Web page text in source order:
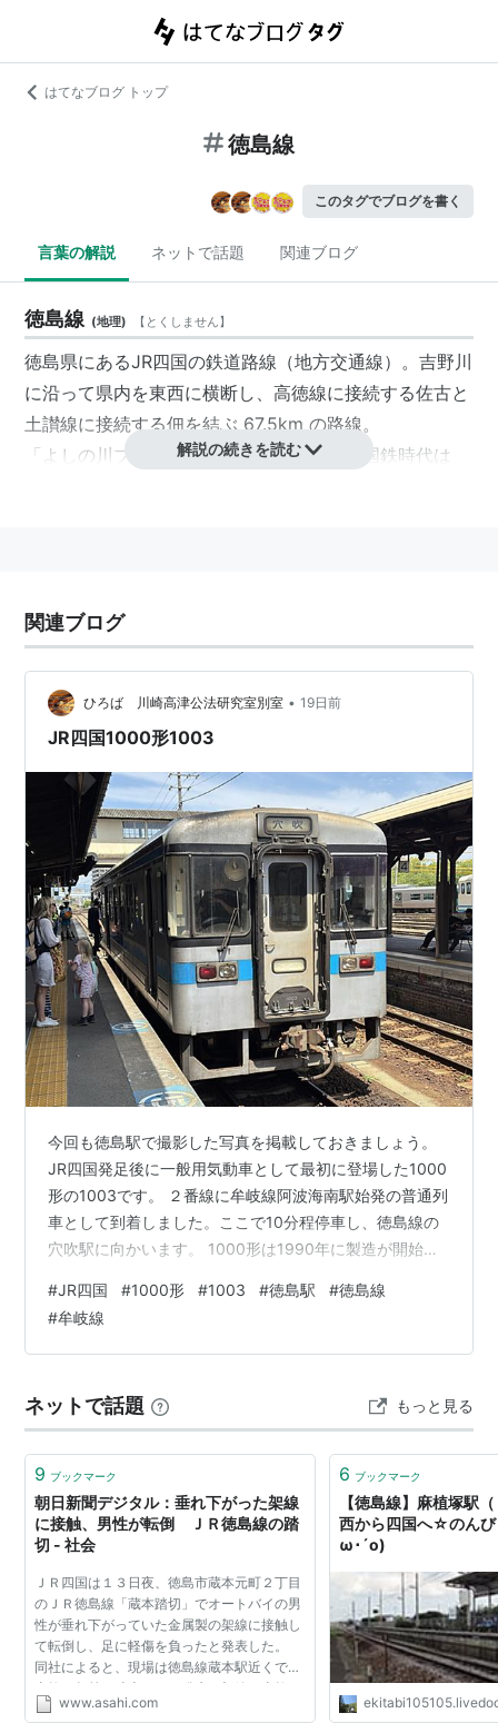
はてなブログ トップ
徳島線
このタグでブログを書く
言葉の解説 ネットで話題 関連ブログ
徳島線 (地理) 【 とくしません】
徳島県にあるJR四国の鉄道路線 （地方交通線）。吉野川
に沿って県内を東西に横断し、高徳線に接続する佐古と
土讃線に接続する佃を結ぶ 67.5km の路線。
「よしの川ブルーライン」の愛称がある。国鉄時代は
駅番号 駅名
T00 徳島駅 とくしま 牟岐線
B01 佐古駅 さこ
蔵本駅 くらもと
鮎喰駅 あくい
B04 府中駅 こう
B05 石井駅 いしい
B06 下浦駅 しもうら
B07 牛島駅 うしのしま
B08 麻植塚駅 おえづか
B09 鴨島駅 かもじま
B10 西麻植駅 にしおえ
B11 阿波川島駅 あわかわしま
B12 学駅 がく
B13 山瀬駅 やませ
B14 阿波山川駅 あわやまかわ
B15 川田駅 かわた
B18 貞光駅
B19 阿波半田駅 あわはんだ
B20 江口駅 えぐち
B21 三加茂駅
B22 阿波加茂駅 あわかも
B23 辻駅 つじ
B24 佃駅 つくだ 土讃線
B25 阿波池田駅
解説の続きを読む
関連ブログ
ひろば 川崎高津公法研究室別室 • 19日前
JR四国1000形1003
今回も徳島駅で撮影した写真を掲載しておきましょう。
JR四国発足後に一般用気動車として最初に登場した1000
形の1003です。 ２番線に牟岐線阿波海南駅始発の普通列
車として到着しました。ここで10分程停車し、徳島線の
穴吹駅に向かいます。 1000形は1990年に製造が開始さ
くろしお鉄道ごめん･なはり線で運用されています。な
お、一部の車両が、1500形と併結できるように、1200形
に改造されています。
#JR四国 #1000形 #1003 #徳島駅 #徳島線
#牟岐線
ネットで話題 もっと見る
9 ブックマーク
朝日新聞デジタル：垂れ下がった架線
に接触、男性が転倒 ＪＲ徳島線の踏
切 - 社会
ＪＲ四国は１３日夜、徳島市蔵本元町２丁目
のＪＲ徳島線「蔵本踏切」でオートバイの男
性が垂れ下がっていた金属製の架線に接触し
て転倒し、足に軽傷を負ったと発表した。
同社によると、現場は徳島線蔵本駅近くで、
事故は午前１時半ごろに発生。架線は事故が
起きる前に取り換えた通信ケーブルをつるた
www.asahi.com
6 ブックマーク
【徳島線】麻植塚駅
西から四国へ☆のん
ω･´o)